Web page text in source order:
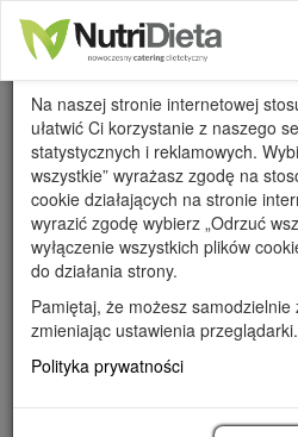
WSZYSTKIE PRZEPISY
WARTOŚCI
Wykorzystanie cookies
Na naszej stronie internetowej
ułatwić Ci korzystanie z naszego
statystycznych i reklamowych.
wszystkie” wyrażasz zgodę na
cookie działających na stronie
wyrazić zgodę wybierz „Odrzuć
wyłączenie wszystkich plików
do działania strony.
Pamiętaj, że możesz samodzielnie
zmieniając ustawienia przeglądarki.
Polityka prywatności